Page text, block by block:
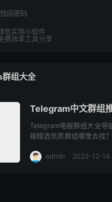
色实用小软件
费效率工具分享
找回密码
组大全
Telegram中文群组
Telegram电报群组大全导
报精选优质群组哪里去找
admin 2023-12-14